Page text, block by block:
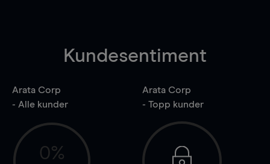
Kundesentiment
Arata Corp
- Alle kunder
0%
Arata Corp
- Topp kunder